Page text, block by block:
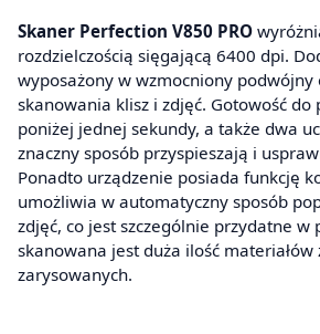
Skaner Perfection V850 PRO
rozdzielczością sięgającą 6400 dpi.
wyposażony w wzmocniony
skanowania klisz i zdjęć. Gotowość do
poniżej jednej sekundy, a także dwa
znaczny sposób przyspieszają i
Ponadto urządzenie posiada funkcję
umożliwia w automatyczny sposób
zdjęć, co jest szczególnie przydatne w
skanowana jest duża ilość
zarysowanych.